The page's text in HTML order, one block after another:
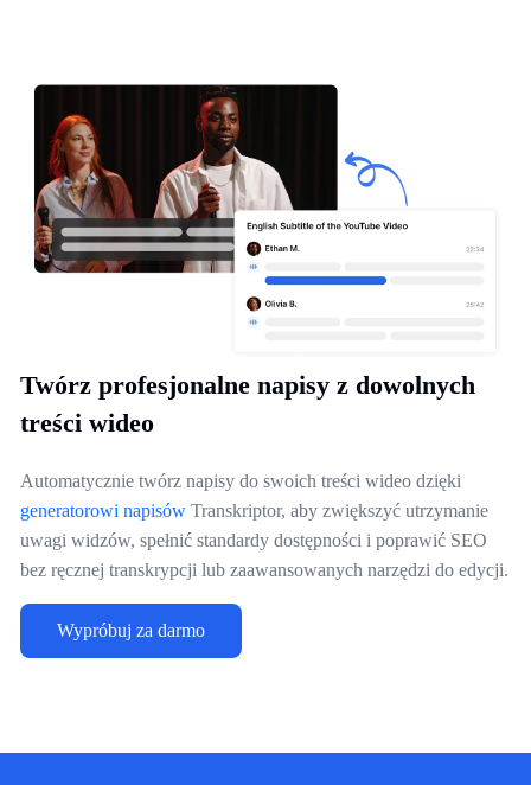
Twórz profesjonalne napisy z dowolnych
treści wideo
Automatycznie twórz napisy do swoich treści wideo dzięki
generatorowi napisów Transkriptor, aby zwiększyć utrzymanie
uwagi widzów, spełnić standardy dostępności i poprawić SEO
bez ręcznej transkrypcji lub zaawansowanych narzędzi do edycji.
Wypróbuj za darmo